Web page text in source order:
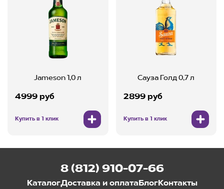
Jameson 1,0 л
4999 руб
Купить в 1 клик
Сауза Голд 0,7 л
2899 руб
Купить в 1 клик
КаталогДоставка и оплата БлогКонтакты
8 (812) 910-07-66